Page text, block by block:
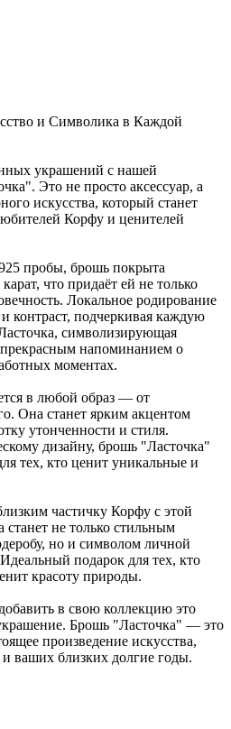
и Символика в Каждой
украшений с нашей
Это не просто аксессуар, а
искусства, который станет
Корфу и ценителей
пробы, брошь покрыта
что придаёт ей не только
Локальное родирование
контраст, подчеркивая каждую
символизирующая
прекрасным напоминанием о
моментах.
в любой образ — от
Она станет ярким акцентом
утонченности и стиля.
дизайну, брошь "Ласточка"
тех, кто ценит уникальные и
частичку Корфу с этой
не только стильным
но и символом личной
подарок для тех, кто
красоту природы.
в свою коллекцию это
Брошь "Ласточка" — это
произведение искусства,
и ваших близких долгие годы.